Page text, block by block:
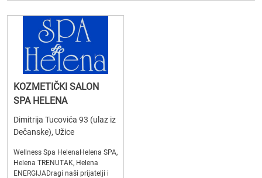
KOZMETIČKI SALON
SPA HELENA
Dimitrija Tucovića 93 (ulaz iz
Dečanske), Užice
Wellness Spa HelenaHelena SPA,
Helena TRENUTAK, Helena
ENERGIJADragi naši prijatelji i